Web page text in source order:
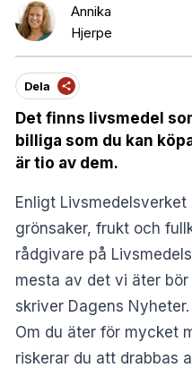
Annika
Hjerpe
Dela
Det finns livsmedel
billiga som du kan
är tio av dem.
Enligt
grönsaker, frukt och
rådgivare på
mesta av det vi äter
skriver Dagens Nyheter.
Om du äter för mycket
riskerar du att drabbas